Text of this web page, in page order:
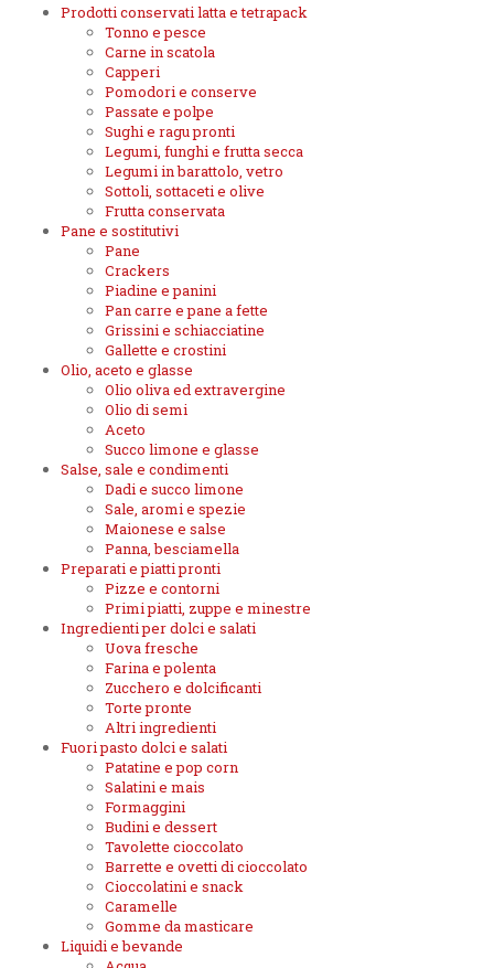
Prodotti conservati latta e tetrapack
Tonno e pesce
Carne in scatola
Capperi
Pomodori e conserve
Passate e polpe
Sughi e ragu pronti
Legumi, funghi e frutta secca
Legumi in barattolo, vetro
Sottoli, sottaceti e olive
Frutta conservata
Pane e sostitutivi
Pane
Crackers
Piadine e panini
Pan carre e pane a fette
Grissini e schiacciatine
Gallette e crostini
Olio, aceto e glasse
Olio oliva ed extravergine
Olio di semi
Aceto
Succo limone e glasse
Salse, sale e condimenti
Dadi e succo limone
Sale, aromi e spezie
Maionese e salse
Panna, besciamella
Preparati e piatti pronti
Pizze e contorni
Primi piatti, zuppe e minestre
Ingredienti per dolci e salati
Uova fresche
Farina e polenta
Zucchero e dolcificanti
Torte pronte
Altri ingredienti
Fuori pasto dolci e salati
Patatine e pop corn
Salatini e mais
Formaggini
Budini e dessert
Tavolette cioccolato
Barrette e ovetti di cioccolato
Cioccolatini e snack
Caramelle
Gomme da masticare
Liquidi e bevande